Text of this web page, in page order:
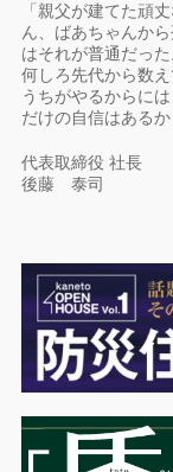
「親父が建てた頑
ん、ばあちゃんか
はそれが普通だっ
何しろ先代から数
うちがやるからに
だけの自信はある
代表取締役 社長
後藤 泰司